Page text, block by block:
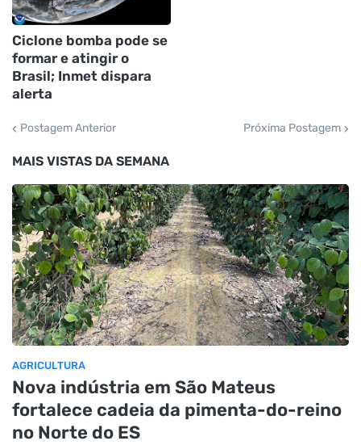
Ciclone bomba pode se
formar e atingir o
Brasil; Inmet dispara
alerta
Postagem Anterior Próxima Postagem
MAIS VISTAS DA SEMANA
AGRICULTURA
Nova indústria em São Mateus
fortalece cadeia da pimenta-do-reino
no Norte do ES